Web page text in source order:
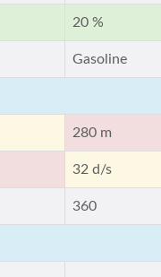
20 %
Gasoline
280 m
32 d/s
360